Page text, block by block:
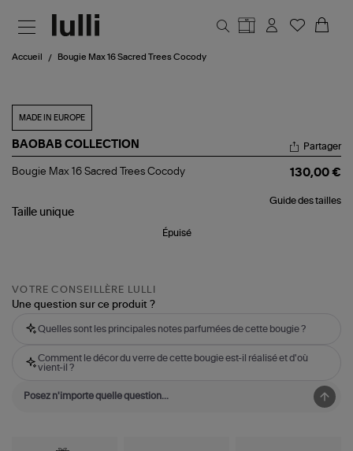
Accueil Bougie Max 16 Sacred Trees Cocody
MADE IN EUROPE
BAOBAB COLLECTION
Bougie
Sacred
Trees
Partager
Bougie Max 16 Sacred Trees Cocody 130,00 €
Guide des tailles
Taille unique
Épuisé
VOTRE CONSEILLÈRE LULLI
Une question sur ce produit ?
Quelles sont les principales notes parfumées de cette bougie ?
Comment le décor du verre de cette bougie est-il réalisé et d'où
vient-il ?